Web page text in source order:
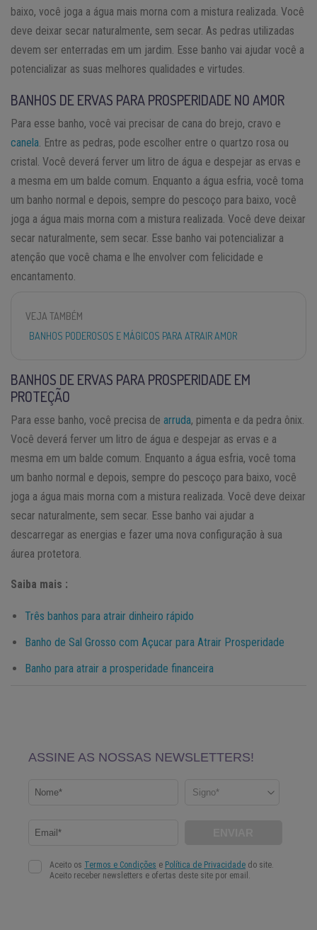
baixo, você joga a água mais morna com a mistura realizada. Você
deve deixar secar naturalmente, sem secar. As pedras utilizadas
devem ser enterradas em um jardim. Esse banho vai ajudar você a
potencializar as suas melhores qualidades e virtudes.
BANHOS DE ERVAS PARA PROSPERIDADE NO AMOR
Para esse banho, você vai precisar de cana do brejo, cravo e
canela . Entre as pedras, pode escolher entre o quartzo rosa ou
cristal. Você deverá ferver um litro de água e despejar as ervas e
a mesma em um balde comum. Enquanto a água esfria, você toma
um banho normal e depois, sempre do pescoço para baixo, você
joga a água mais morna com a mistura realizada. Você deve deixar
secar naturalmente, sem secar. Esse banho vai potencializar a
atenção que você chama e lhe envolver com felicidade e
encantamento.
VEJA TAMBÉM
BANHOS PODEROSOS E MÁGICOS PARA ATRAIR AMOR
BANHOS DE ERVAS PARA PROSPERIDADE EM
PROTEÇÃO
Para esse banho, você precisa de arruda, pimenta e da pedra ônix.
Você deverá ferver um litro de água e despejar as ervas e a
mesma em um balde comum. Enquanto a água esfria, você toma
um banho normal e depois, sempre do pescoço para baixo, você
joga a água mais morna com a mistura realizada. Você deve deixar
secar naturalmente, sem secar. Esse banho vai ajudar a
descarregar as energias e fazer uma nova configuração à sua
áurea protetora.
Saiba mais :
Três banhos para atrair dinheiro rápido
Banho de Sal Grosso com Açucar para Atrair Prosperidade
Banho para atrair a prosperidade financeira